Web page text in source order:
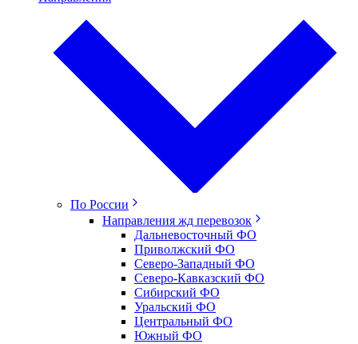
По России
Направления жд перевозок
Дальневосточный ФО
Приволжский ФО
Северо-Западный ФО
Северо-Кавказский ФО
Сибирский ФО
Уральский ФО
Центральный ФО
Южный ФО